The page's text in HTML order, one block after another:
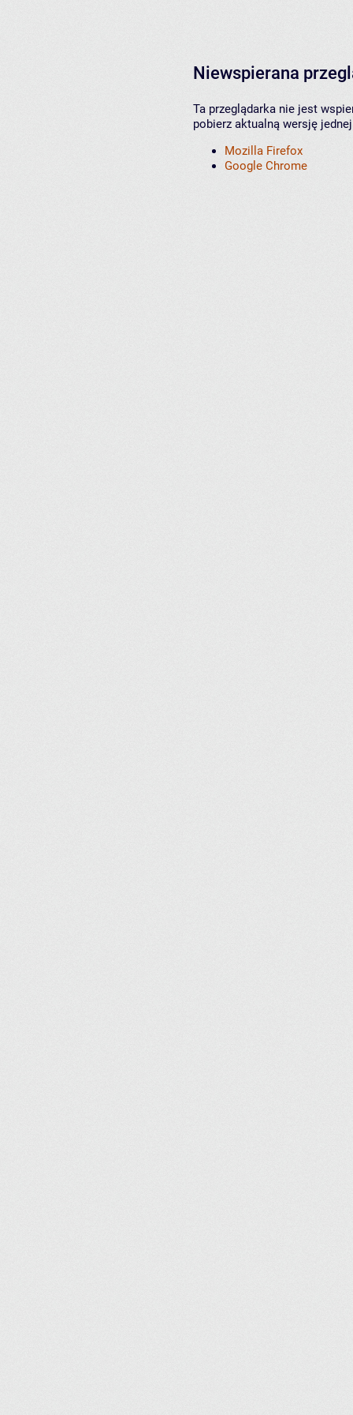
Niewspierana
Ta przeglądarka nie jest
pobierz aktualną wersję
Mozilla Firefox
Google Chrome